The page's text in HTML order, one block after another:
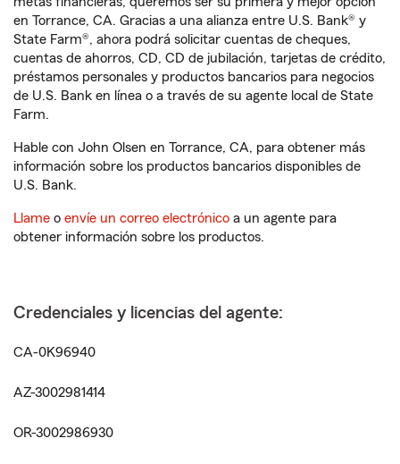
en Torrance, CA. Gracias a una alianza entre U.S. Bank® y
State Farm®, ahora podrá solicitar cuentas de cheques,
cuentas de ahorros, CD, CD de jubilación, tarjetas de crédito,
préstamos personales y productos bancarios para negocios
de U.S. Bank en línea o a través de su agente local de State
Farm.
Hable con John Olsen en Torrance, CA, para obtener más
información sobre los productos bancarios disponibles de
U.S. Bank.
Llame o envíe un correo electrónico a un agente para
obtener información sobre los productos.
Credenciales y licencias del agente:
CA-0K96940
AZ-3002981414
OR-3002986930